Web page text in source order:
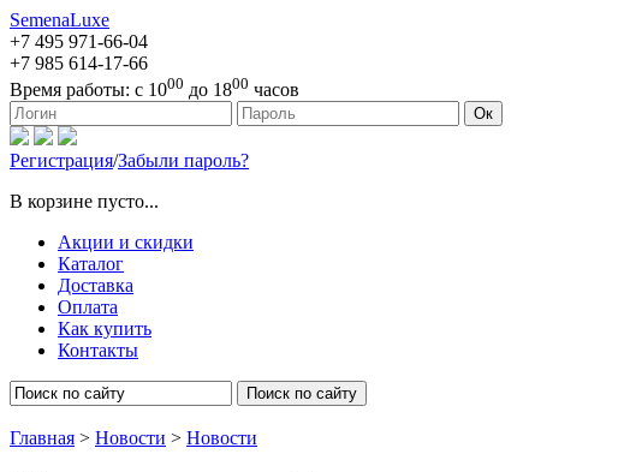
SemenaLuxe
+7 495 971-66-04
+7 985 614-17-66
Время работы: с 1000 до 1800 часов
127473, г. Москва, ул. Краснопролетарская, д. 16, стр. 1 Ок
Регистрация/Забыли пароль?
В корзине пусто...
Акции и скидки
Каталог
Доставка
Оплата
Как купить
Контакты
Поиск по сайту
Главная > Новости > Новости